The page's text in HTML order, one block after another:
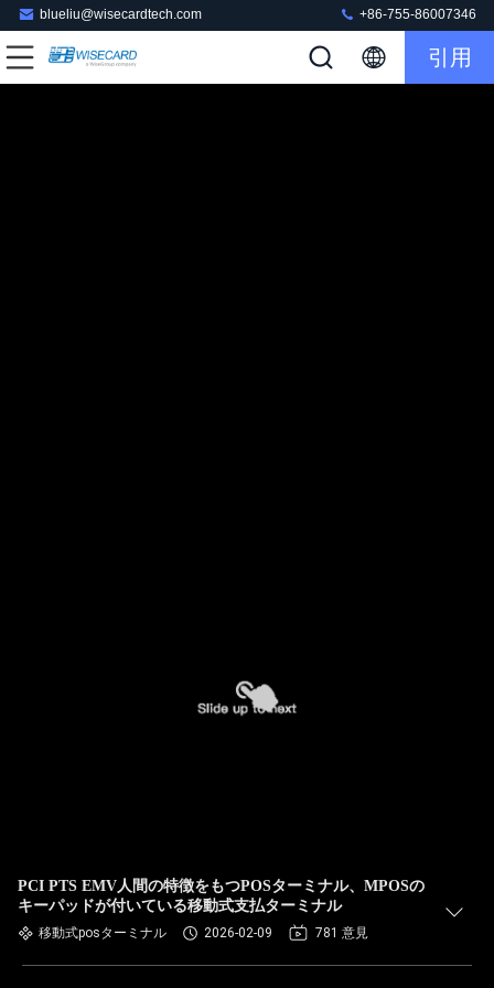
blueliu@wisecardtech.com +86-755-86007346
引用
PCI PTS EMV人間の特徴をもつPOSターミナル、MPOSの
キーパッドが付いている移動式支払ターミナル
移動式posターミナル 2026-02-09 781 意見